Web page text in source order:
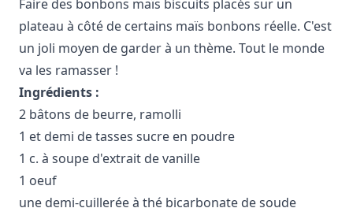
Faire des bonbons maïs biscuits placés sur un
plateau à côté de certains maïs bonbons réelle. C'est
un joli moyen de garder à un thème. Tout le monde
va les ramasser !
Ingrédients :
2 bâtons de beurre, ramolli
1 et demi de tasses sucre en poudre
1 c. à soupe d'extrait de vanille
1 oeuf
une demi-cuillerée à thé bicarbonate de soude